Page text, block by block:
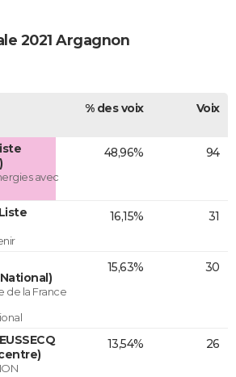
2021 Argagnon
% des voix Voix
avec
48,96% 94
16,15% 31
de la France
15,63% 30
13,54% 26